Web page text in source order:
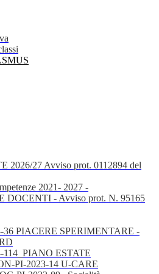
2026/27 Avviso prot. 0112894 del
2021- 2027 -
DOCENTI - Avviso prot. N. 95165
36 PIACERE SPERIMENTARE -
114_PIANO ESTATE
PI-2023-14 U-CARE